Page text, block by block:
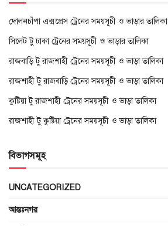
দোলনচাঁপা এক্সপ্রেস ট্রেনের সময়সূচী ও ভাড়ার তালিকা
সিলেট টু ঢাকা ট্রেনের সময়সূচী ও ভাড়ার তালিকা
রাজবাড়ি টু রাজশাহী ট্রেনের সময়সূচী ও ভাড়া তালিকা
রাজশাহী টু রাজবাড়ি ট্রেনের সময়সূচী ও ভাড়া তালিকা
কুষ্টিয়া টু রাজশাহী ট্রেনের সময়সূচী ও ভাড়া তালিকা
রাজশাহী টু কুষ্টিয়া ট্রেনের সময়সূচী ও ভাড়া তালিকা
বিভাগসমূহ
UNCATEGORIZED
আন্তঃনগর